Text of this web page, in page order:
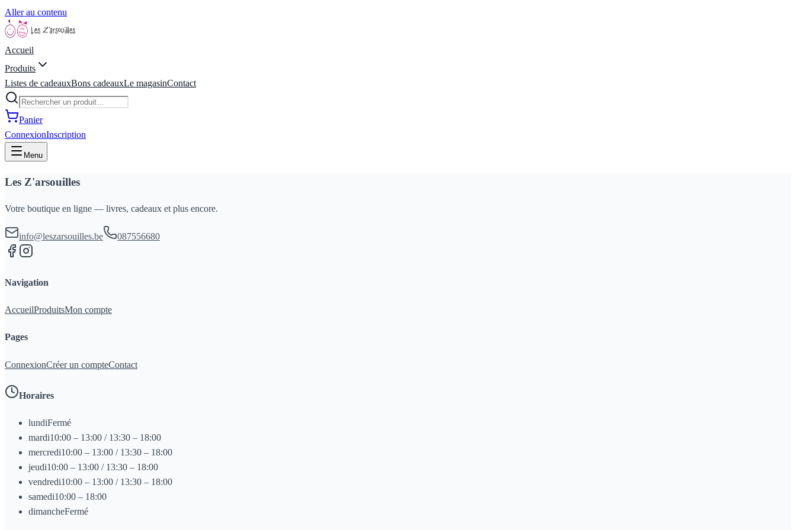
Aller au contenu
Accueil
Produits
Listes de cadeauxBons cadeauxLe magasinContact
Panier
ConnexionInscription
Menu
Les Z'arsouilles
Votre boutique en ligne — livres, cadeaux et plus encore.
info@leszarsouilles.be 087556680
Navigation
AccueilProduitsMon compte
Pages
ConnexionCréer un compteContact
Horaires
lundiFermé
mardi10:00 – 13:00 / 13:30 – 18:00
mercredi10:00 – 13:00 / 13:30 – 18:00
jeudi10:00 – 13:00 / 13:30 – 18:00
vendredi10:00 – 13:00 / 13:30 – 18:00
samedi10:00 – 18:00
dimancheFermé